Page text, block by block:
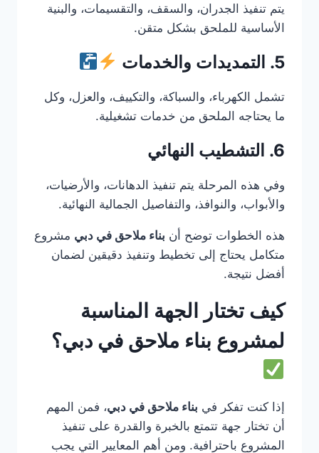
يتم تنفيذ الجدران، والسقف، والتقسيمات، والبنية
الأساسية للملحق بشكل متقن.
5. التمديدات والخدمات
تشمل الكهرباء، والسباكة، والتكييف، والعزل، وكل
ما يحتاجه الملحق من خدمات تشغيلية.
6. التشطيب النهائي
وفي هذه المرحلة يتم تنفيذ الدهانات، والأرضيات،
والأبواب، والنوافذ، والتفاصيل الجمالية النهائية.
هذه الخطوات توضح أن بناء ملاحق في دبي مشروع
متكامل يحتاج إلى تخطيط وتنفيذ دقيقين لضمان
أفضل نتيجة.
كيف تختار الجهة المناسبة
لمشروع بناء ملاحق في دبي؟
إذا كنت تفكر في بناء ملاحق في دبي، فمن المهم
أن تختار جهة تتمتع بالخبرة والقدرة على تنفيذ
المشروع باحترافية. ومن أهم المعايير التي يجب